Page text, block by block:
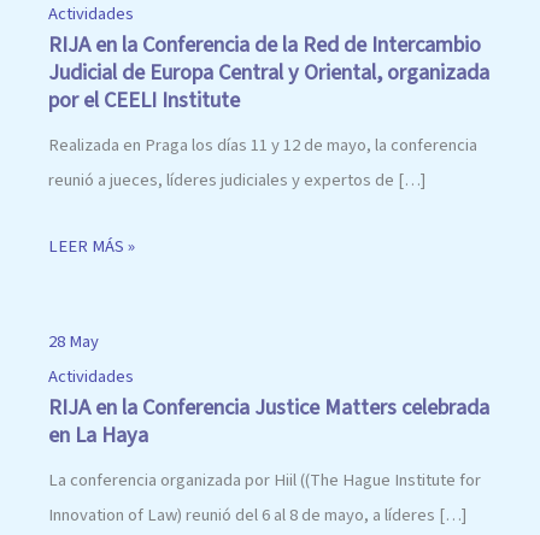
Actividades
RIJA en la Conferencia de la Red de Intercambio
Judicial de Europa Central y Oriental, organizada
por el CEELI Institute
Realizada en Praga los días 11 y 12 de mayo, la conferencia
reunió a jueces, líderes judiciales y expertos de […]
LEER MÁS »
28 May
Actividades
RIJA en la Conferencia Justice Matters celebrada
en La Haya
La conferencia organizada por Hiil ((The Hague Institute for
Innovation of Law) reunió del 6 al 8 de mayo, a líderes […]